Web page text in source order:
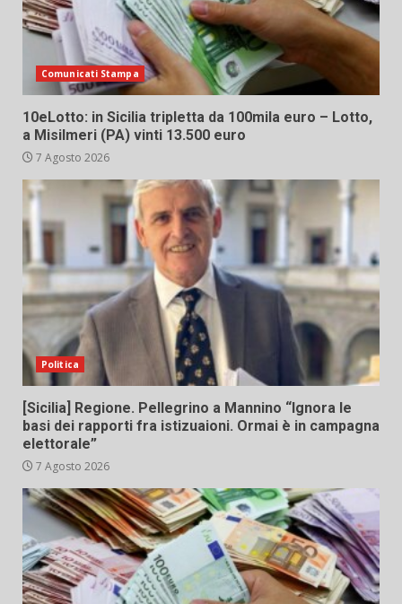
Comunicati Stampa
10eLotto: in Sicilia tripletta da 100mila euro – Lotto,
a Misilmeri (PA) vinti 13.500 euro
7 Agosto 2026
Politica
[Sicilia] Regione. Pellegrino a Mannino “Ignora le
basi dei rapporti fra istizuaioni. Ormai è in campagna
elettorale”
7 Agosto 2026